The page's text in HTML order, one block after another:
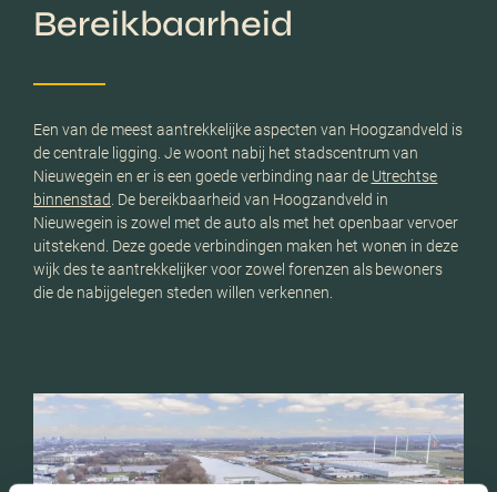
Bereikbaarheid
Een van de meest aantrekkelijke aspecten van Hoogzandveld is
de centrale ligging. Je woont nabij het stadscentrum van
Nieuwegein en er is een goede verbinding naar de Utrechtse
binnenstad . De bereikbaarheid van Hoogzandveld in
Nieuwegein is zowel met de auto als met het openbaar vervoer
uitstekend. Deze goede verbindingen maken het wonen in deze
wijk des te aantrekkelijker voor zowel forenzen als bewoners
die de nabijgelegen steden willen verkennen.